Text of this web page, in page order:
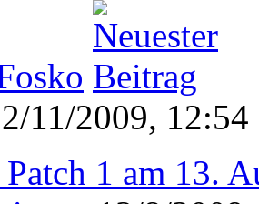
11/2009, 12:54
1 am 13.